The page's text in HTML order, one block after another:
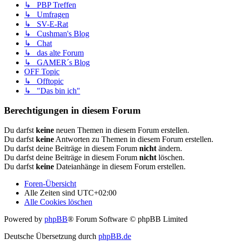
↳ PBP Treffen
↳ Umfragen
↳ SV-E-Rat
↳ Cushman's Blog
↳ Chat
↳ das alte Forum
↳ GAMER´s Blog
OFF Topic
↳ Offtopic
↳ "Das bin ich"
Berechtigungen in diesem Forum
Du darfst keine neuen Themen in diesem Forum erstellen.
Du darfst keine Antworten zu Themen in diesem Forum erstellen.
Du darfst deine Beiträge in diesem Forum nicht ändern.
Du darfst deine Beiträge in diesem Forum nicht löschen.
Du darfst keine Dateianhänge in diesem Forum erstellen.
Foren-Übersicht
Alle Zeiten sind UTC+02:00
Alle Cookies löschen
Powered by phpBB® Forum Software © phpBB Limited
Deutsche Übersetzung durch phpBB.de